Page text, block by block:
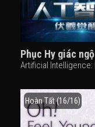
Phục Hy giác ngộ
Hoàn Tất (16/16)